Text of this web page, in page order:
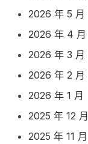
2026 年 5 月
2026 年 4 月
2026 年 3 月
2026 年 2 月
2026 年 1 月
2025 年 12 月
2025 年 11 月